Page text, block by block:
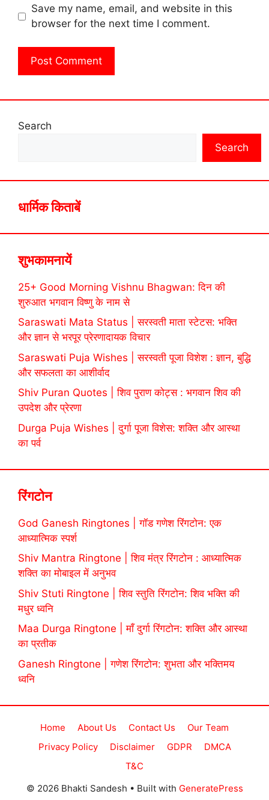
Save my name, email, and website in this
browser for the next time I comment.
Search
Search
धार्मिक किताबें
शुभकामनायें
25+ Good Morning Vishnu Bhagwan: दिन की
शुरुआत भगवान विष्णु के नाम से
Saraswati Mata Status | सरस्वती माता स्टेटस: भक्ति
और ज्ञान से भरपूर प्रेरणादायक विचार
Saraswati Puja Wishes | सरस्वती पूजा विशेश : ज्ञान, बुद्धि
और सफलता का आशीर्वाद
Shiv Puran Quotes | शिव पुराण कोट्स : भगवान शिव की
उपदेश और प्रेरणा
Durga Puja Wishes | दुर्गा पूजा विशेस: शक्ति और आस्था
का पर्व
रिंगटोन
God Ganesh Ringtones | गॉड गणेश रिंगटोन: एक
आध्यात्मिक स्पर्श
Shiv Mantra Ringtone | शिव मंत्र रिंगटोन : आध्यात्मिक
शक्ति का मोबाइल में अनुभव
Shiv Stuti Ringtone | शिव स्तुति रिंगटोन: शिव भक्ति की
मधुर ध्वनि
Maa Durga Ringtone | माँ दुर्गा रिंगटोन: शक्ति और आस्था
का प्रतीक
Ganesh Ringtone | गणेश रिंगटोन: शुभता और भक्तिमय
ध्वनि
Home About Us Contact Us
Our Team
Privacy Policy
Disclaimer GDPR
DMCA
T&C
© 2026 Bhakti Sandesh • Built with GeneratePress